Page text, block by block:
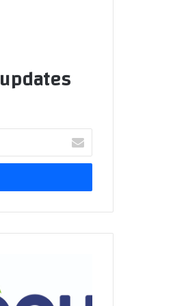
بريدك
الإلكتروني